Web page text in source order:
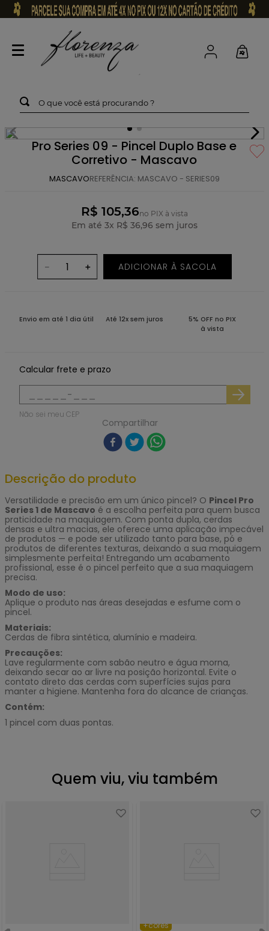
O que você está procurando ?
Pro Series 09 - Pincel Duplo Base e
Corretivo - Mascavo
MASCAVOREFERÊNCIA: MASCAVO - SERIES09
R$ 105,36no PIX à vista
Em até 3x R$ 36,96 sem juros
＋
－ ADICIONAR À SACOLA
Envio em até 1 dia útil Até 12x sem juros
5% OFF no PIX
à vista
Calcular frete e prazo
Não sei meu CEP
Compartilhar
Descrição do produto
Versatilidade e precisão em um único pincel? O Pincel Pro
Series 1 de Mascavo é a escolha perfeita para quem busca
praticidade na maquiagem. Com ponta dupla, cerdas
densas e ultra macias, ele oferece uma aplicação impecável
de produtos — e pode ser utilizado tanto para base, pó e
produtos de diferentes texturas, deixando a sua maquiagem
simplesmente perfeita! Entregando um acabamento
profissional, esse é o pincel perfeito que a sua maquiagem
precisa.
Modo de uso:
Aplique o produto nas áreas desejadas e esfume com o
pincel.
Materiais:
Cerdas de fibra sintética, alumínio e madeira.
Precauções:
Lave regularmente com sabão neutro e água morna,
deixando secar ao ar livre na posição horizontal. Evite o
contato direto das cerdas com superfícies sujas para
manter a higiene. Mantenha fora do alcance de crianças.
Contém:
1 pincel com duas pontas.
Quem viu, viu também
+cores